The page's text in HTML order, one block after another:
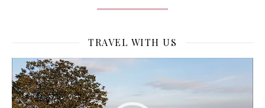
TRAVEL WITH US
Lecteur
vidéo